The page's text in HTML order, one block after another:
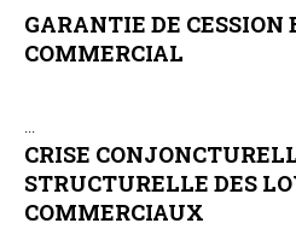
Chroniques
Etudes de texte
Formez-vous !
GARANTIE DE CESSION
COMMERCIAL
...
CRISE
STRUCTURELLE DES
COMMERCIAUX